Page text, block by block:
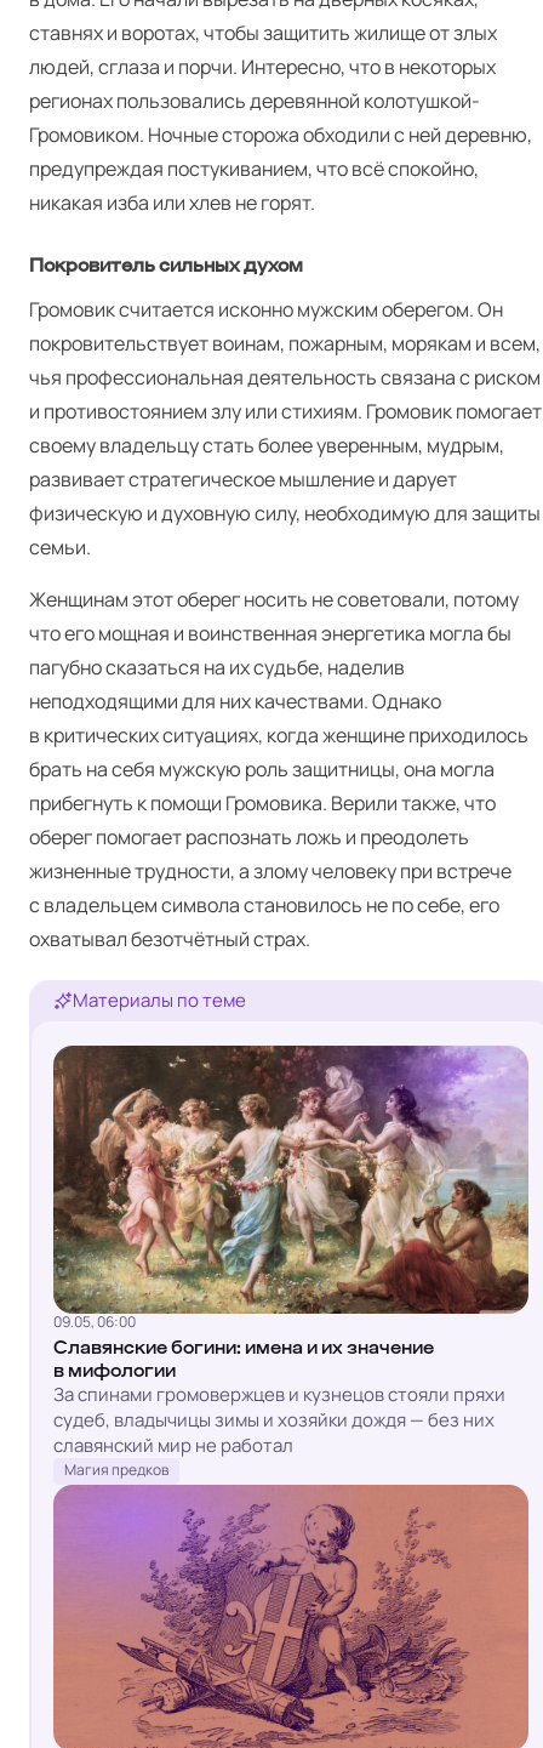
ставнях и воротах, чтобы защитить жилище от злых
людей, сглаза и порчи. Интересно, что в некоторых
регионах пользовались деревянной колотушкой-
Громовиком. Ночные сторожа обходили с ней деревню,
предупреждая постукиванием, что всё спокойно,
никакая изба или хлев не горят.
Покровитель сильных духом
Громовик считается исконно мужским оберегом. Он
покровительствует воинам, пожарным, морякам и всем,
чья профессиональная деятельность связана с риском
и противостоянием злу или стихиям. Громовик помогает
своему владельцу стать более уверенным, мудрым,
развивает стратегическое мышление и дарует
физическую и духовную силу, необходимую для защиты
семьи.
Женщинам этот оберег носить не советовали, потому
что его мощная и воинственная энергетика могла бы
пагубно сказаться на их судьбе, наделив
неподходящими для них качествами. Однако
в критических ситуациях, когда женщине приходилось
брать на себя мужскую роль защитницы, она могла
прибегнуть к помощи Громовика. Верили также, что
оберег помогает распознать ложь и преодолеть
жизненные трудности, а злому человеку при встрече
с владельцем символа становилось не по себе, его
охватывал безотчётный страх.
Материалы по теме
09.05, 06:00
Славянские богини: имена и их значение
в мифологии
За спинами громовержцев и кузнецов стояли пряхи
судеб, владычицы зимы и хозяйки дождя — без них
славянский мир не работал
Магия предков